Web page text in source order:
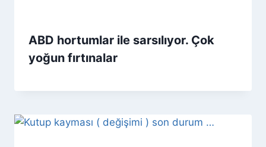
ABD hortumlar ile sarsılıyor. Çok
yoğun fırtınalar